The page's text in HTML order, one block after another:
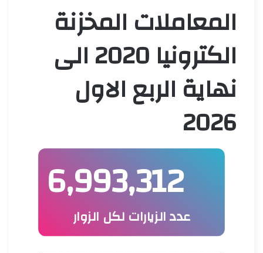
المعاملات المخزنة
الكترونيا 2020 الى
نهاية الربع الاول
2026
6,993,312
عدد الزيارات لكل الزوار